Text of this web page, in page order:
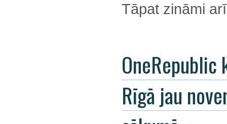
Tāpat zināmi
OneRepublic
Rīgā jau